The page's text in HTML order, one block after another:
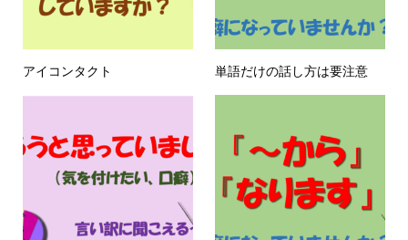
アイコンタクト 単語だけの話し方は要注意